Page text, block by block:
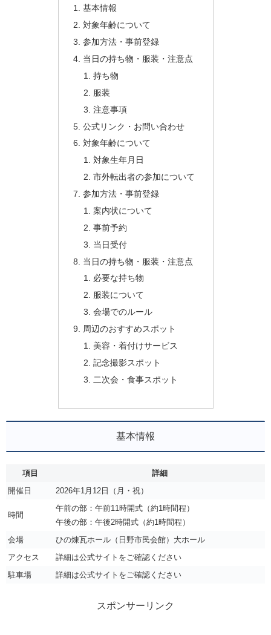
基本情報
対象年齢について
参加方法・事前登録
当日の持ち物・服装・注意点
持ち物
服装
注意事項
公式リンク・お問い合わせ
対象年齢について
対象生年月日
市外転出者の参加について
参加方法・事前登録
案内状について
事前予約
当日受付
当日の持ち物・服装・注意点
必要な持ち物
服装について
会場でのルール
周辺のおすすめスポット
美容・着付けサービス
記念撮影スポット
二次会・食事スポット
基本情報
項目
詳細
開催日
2026年1月12日（月・祝）
時間
午前の部：午前11時開式（約1時間程）
午後の部：午後2時開式（約1時間程）
会場
ひの煉瓦ホール（日野市民会館）大ホール
アクセス
詳細は公式サイトをご確認ください
駐車場
詳細は公式サイトをご確認ください
スポンサーリンク